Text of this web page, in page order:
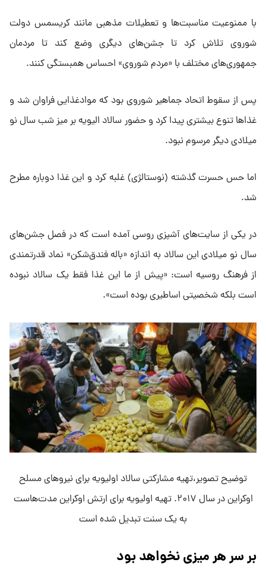
با ممنوعیت مناسبت‌ها و تعطیلات مذهبی مانند کریسمس دولت
شوروی تلاش کرد تا جشن‌‌های دیگری وضع کند تا مردمان
جمهوری‌های مختلف با «مردم شوروی» احساس همبستگی کنند.
پس از سقوط اتحاد جماهیر شوروی بود که مواد‌غذایی فراوان شد و
غذا‌ها تنوع بیشتری پیدا کرد و حضور سالاد الیویه بر میز شب سال نو
میلادی دیگر مرسوم نبود.
اما حس حسرت گذشته (نوستالژی) غلبه کرد و این غذا دوباره مطرح
شد.
در یکی از سایت‌های آشپزی روسی آمده است که در فصل جشن‌های
سال نو میلادی این سالاد به اندازه «باله فندق‌شکن» نماد قدرتمندی
از فرهنگ روسیه است: «پیش از ما این غذا فقط یک سالاد نبوده
است بلکه شخصیتی اساطیری بوده است».
توضیح تصویر،تهیه مشارکتی سالاد اولیویه برای نیروهای مسلح
اوکراین در سال ۲۰۱۷. تهیه اولیویه برای ارتش اوکراین مدت‌هاست
به یک سنت تبدیل شده است
بر سر هر میزی نخواهد بود